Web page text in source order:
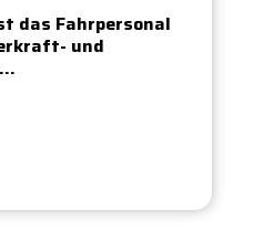
das Fahrpersonal
und